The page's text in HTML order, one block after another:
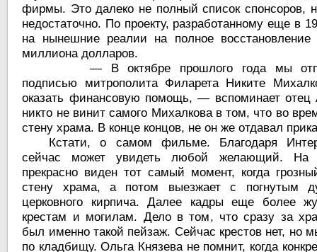
фирмы. Это далеко не полный список спонсоров,
недостаточно. По проекту, разработанному еще в
на нынешние реалии на полное
миллиона долларов.
— В октябре прошлого года мы
подписью митрополита Филарета Никите
оказать финансовую помощь, — вспоминает
никто не винит самого Михалкова в том, что во
стену храма. В конце концов, не он же отдавал
Кстати, о самом фильме. Благодаря
сейчас может увидеть любой желающий. На
прекрасно виден тот самый момент, когда
стену храма, а потом выезжает с погнутым
церковного кирпича. Далее кадры еще более
крестам и могилам. Дело в том, что сразу за
был именно такой пейзаж. Сейчас крестов нет, но
по кладбищу. Ольга Князева не помнит, когда